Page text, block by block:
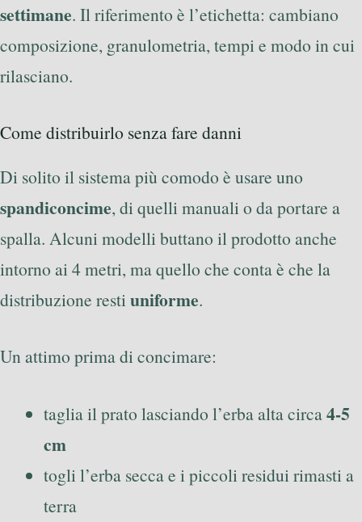
settimane. Il riferimento è l’etichetta: cambiano
composizione, granulometria, tempi e modo in cui
rilasciano.
Come distribuirlo senza fare danni
Di solito il sistema più comodo è usare uno
spandiconcime, di quelli manuali o da portare a
spalla. Alcuni modelli buttano il prodotto anche
intorno ai 4 metri, ma quello che conta è che la
distribuzione resti uniforme.
Un attimo prima di concimare:
taglia il prato lasciando l’erba alta circa4-5
cm
togli l’erba secca e i piccoli residui rimasti a
terra